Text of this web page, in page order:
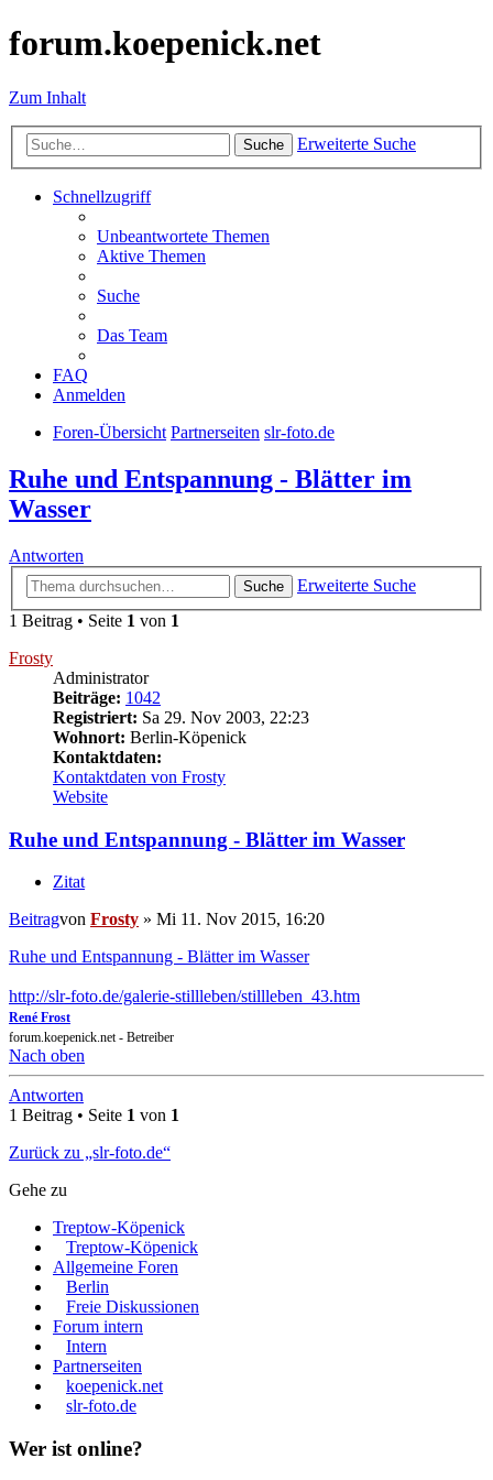
forum.koepenick.net
Zum Inhalt
Suche Erweiterte Suche
Schnellzugriff
Unbeantwortete Themen
Aktive Themen
Suche
Das Team
FAQ
Anmelden
Foren-Übersicht Partnerseiten slr-foto.de
Ruhe und Entspannung - Blätter im
Wasser
Antworten
Suche
Erweiterte Suche
1 Beitrag • Seite 1 von 1
Frosty
Administrator
Beiträge: 1042
Registriert: Sa 29. Nov 2003, 22:23
Wohnort: Berlin-Köpenick
Kontaktdaten:
Kontaktdaten von Frosty
Website
Ruhe und Entspannung - Blätter im Wasser
Zitat
Beitragvon Frosty » Mi 11. Nov 2015, 16:20
Ruhe und Entspannung - Blätter im Wasser
http://slr-foto.de/galerie-stillleben/stillleben_43.htm
René Frost
forum.koepenick.net - Betreiber
Nach oben
Antworten
1 Beitrag • Seite 1 von 1
Zurück zu „slr-foto.de“
Gehe zu
Treptow-Köpenick
Treptow-Köpenick
Allgemeine Foren
Berlin
Freie Diskussionen
Forum intern
Intern
Partnerseiten
koepenick.net
slr-foto.de
Wer ist online?